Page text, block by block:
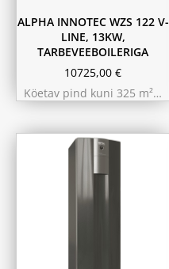
ALPHA INNOTEC WZS 122 V-
LINE, 13KW,
TARBEVEEBOILERIGA
10725,00 €
Köetav pind kuni 325 m²…